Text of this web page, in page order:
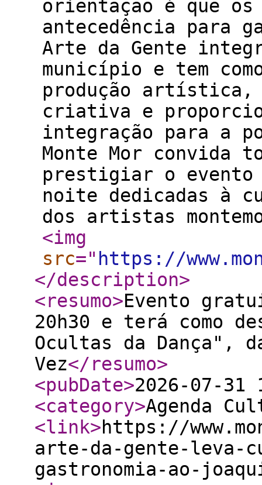
orientação é que os
antecedência para
Arte da Gente
município e tem
produção artística,
criativa e
integração para a
Monte Mor convida
prestigiar o evento
noite dedicadas à
dos artistas
<img
src=" https://
</description>
<resumo>Evento
20h30 e terá como
Ocultas da Dança",
Vez</resumo>
<pubDate>2026-07-31
<category>Agenda
<link>https://
arte-da-gente-leva-
gastronomia-ao-